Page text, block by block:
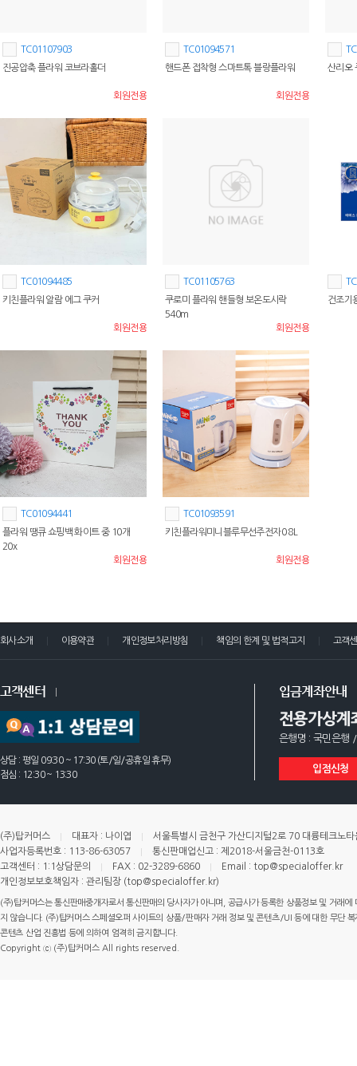
TC01107903
진공압축 플라워 코브라홀더
회원전용
TC01094571
핸드폰 접착형 스마트톡 블랑플라워
회원전용
산리오
TC01094485
키친플라워 알람 에그 쿠커
회원전용
TC01105763
쿠로미 플라워 핸들형 보온도시락
540m
회원전용
건조기
TC01094441
플라워 땡큐 쇼핑백 화이트 중 10개
20x
회원전용
TC01093591
키친플라워미니블루무선주전자0 8L
회원전용
회사소개 이용약관 개인정보처리방침 책임의 한계 및 법적고지 고객
고객센터
상담 : 평일 09:30 ~ 17:30 (토/일/공휴일 휴무)
점심 : 12:30 ~ 13:30
입금계좌안내
전용가상계
은행명 : 국민은행
입점신청
(주)탑커머스 대표자 : 나이엽
서울특별시 금천구 가산디지털2로 70 대륭테크노
사업자등록번호 : 113-86-63057
통신판매업신고 : 제2018-서울금천-0113호
고객센터 : 1:1상담문의
FAX : 02-3289-6860
Email : top@specialoffer.kr
개인정보보호책임자 : 관리팀장 (top@specialoffer.kr)
(주)탑커머스는 통신판매중개자로서 통신판매의 당사자가 아니며, 공급사가 등록한 상품정보 및 거래
지 않습니다. (주)탑커머스 스페셜오퍼 사이트의 상품/판매자 거래 정보 및 콘텐츠/UI 등에 대한 무단
콘텐츠 산업 진흥법 등에 의하여 엄격히 금지합니다.
Copyright ⓒ (주)탑커머스 All rights reserved.